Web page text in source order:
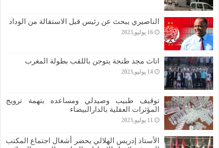
الناصيري يبحث عن رئيس قبل الاستقالة من الوداد
16 يوليو,2023
اناث مجد طنجة يتوجن باللقب بطولة المغرب
14 يوليو,2023
توقيف طبيب وصيدلي ومساعده بتهمة ترويج
المؤثرات العقلية بالدارالبيضاء
11 يوليو,2023
الأستاذ إدريس الهلالي يحضر أشغال اجتماع المكتب